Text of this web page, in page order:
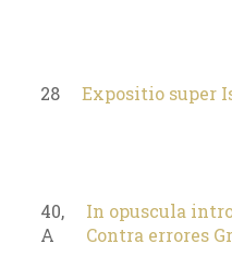
28 Expositio super
40,
A
In opuscula
Contra errores